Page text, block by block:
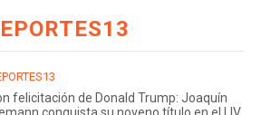
felicitación de Donald Trump: Joaquín
conquista su noveno título en el LIV